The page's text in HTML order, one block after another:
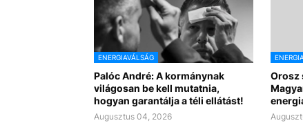
ENERGIAVÁLSÁG
Palóc André: A kormánynak
világosan be kell mutatnia,
hogyan garantálja a téli ellátást!
Augusztus 04, 2026
Orosz